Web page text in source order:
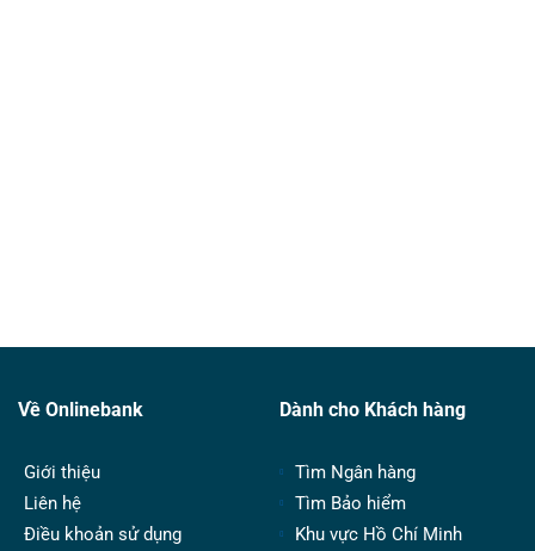
Về Onlinebank
Giới thiệu
Liên hệ
Điều khoản sử dụng
Dành cho Khách hàng
Tìm Ngân hàng
Tìm Bảo hiểm
Khu vực Hồ Chí Minh